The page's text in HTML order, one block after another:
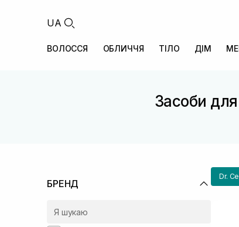
UA
ВОЛОССЯ ОБЛИЧЧЯ ТІЛО ДІМ
Засоби
БРЕНД
Dr.